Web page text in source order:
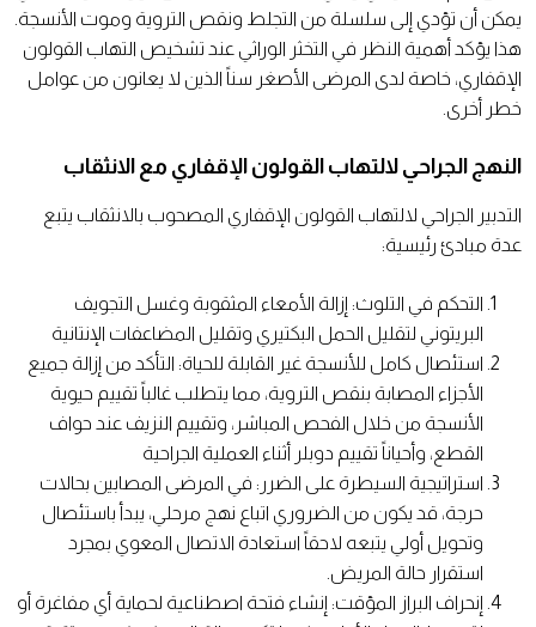
يمكن أن تؤدي إلى سلسلة من التجلط ونقص التروية وموت الأنسجة.
هذا يؤكد أهمية النظر في التخثر الوراثي عند تشخيص التهاب القولون
الإقفاري، خاصة لدى المرضى الأصغر سناً الذين لا يعانون من عوامل
خطر أخرى.
النهج الجراحي لالتهاب القولون الإقفاري مع الانثقاب
التدبير الجراحي لالتهاب القولون الإقفاري المصحوب بالانثقاب يتبع
عدة مبادئ رئيسية:
التحكم في التلوث: إزالة الأمعاء المثقوبة وغسل التجويف
البريتوني لتقليل الحمل البكتيري وتقليل المضاعفات الإنتانية
استئصال كامل للأنسجة غير القابلة للحياة: التأكد من إزالة جميع
الأجزاء المصابة بنقص التروية، مما يتطلب غالباً تقييم حيوية
الأنسجة من خلال الفحص المباشر، وتقييم النزيف عند حواف
القطع، وأحياناً تقييم دوبلر أثناء العملية الجراحية
استراتيجية السيطرة على الضرر: في المرضى المصابين بحالات
حرجة، قد يكون من الضروري اتباع نهج مرحلي، يبدأ باستئصال
وتحويل أولي يتبعه لاحقاً استعادة الاتصال المعوي بمجرد
استقرار حالة المريض.
إنحراف البراز المؤقت: إنشاء فتحة اصطناعية لحماية أي مفاغرة أو